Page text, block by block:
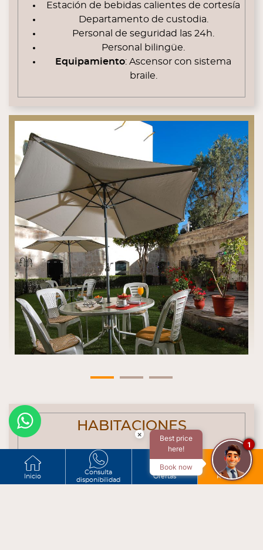
Estación de bebidas calientes de cortesía
Departamento de custodia.
Personal de seguridad las 24h.
Personal bilingüe.
Equipamiento: Ascensor con sistema
braile.
HABITACIONES
El Hotel cuenta con
69 habitaciones
distribuidas en:
Inicio
Consulta
disponibilidad
Ofertas Reservar
×
Best price
here!
Book now
1